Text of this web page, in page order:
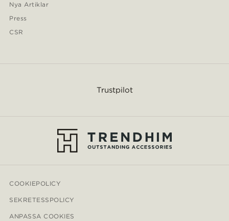
Nya Artiklar
Press
CSR
Trustpilot
COOKIEPOLICY
SEKRETESSPOLICY
ANPASSA COOKIES